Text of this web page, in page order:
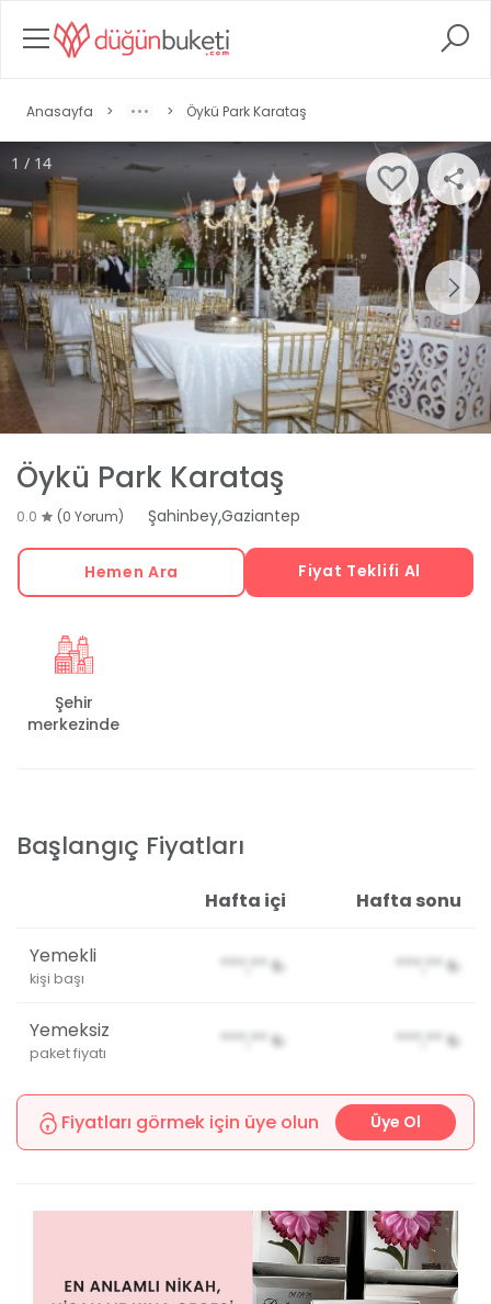
Anasayfa > > Öykü Park Karataş
1 / 14
Öykü Park Karataş
0.0 (0 Yorum) Şahinbey,Gaziantep
Hemen Ara Fiyat Teklifi Al
Şehir
merkezinde
Başlangıç Fiyatları
Hafta içi Hafta sonu
Yemekli
kişi başı
***,** ₺ ***,** ₺
Yemeksiz
paket fiyatı
***,** ₺ ***,** ₺
Fiyatları görmek için üye olun Üye Ol